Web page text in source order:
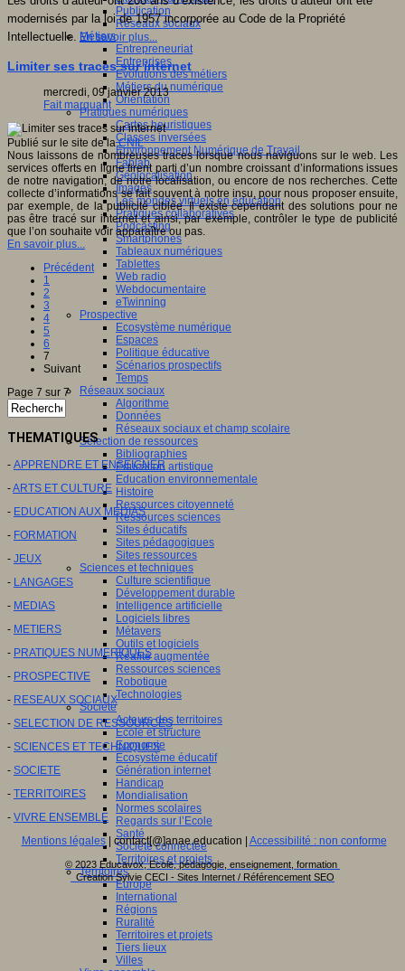
Publication
Réseaux sociaux
Métiers
Entrepreneuriat
Entreprises
Evolutions des métiers
Métiers du numérique
Orientation
Pratiques numériques
Cartes heuristiques
Classes inversées
Environnement Numérique de Travail
Fablab
Géolocalisation
Images
Les mondes virtuels en éducation
Pratiques collaboratives
Podcasting
Smartphones
Tableaux numériques
Tablettes
Web radio
Webdocumentaire
eTwinning
Prospective
Ecosystème numérique
Espaces
Politique éducative
Scénarios prospectifs
Temps
Réseaux sociaux
Algorithme
Données
Réseaux sociaux et champ scolaire
Sélection de ressources
Bibliographies
Education artistique
Education environnementale
Histoire
Ressources citoyenneté
Ressources sciences
Sites éducatifs
Sites pédagogiques
Sites ressources
Sciences et techniques
Culture scientifique
Développement durable
Intelligence artificielle
Logiciels libres
Métavers
Outils et logiciels
Réalité augmentée
Ressources sciences
Robotique
Technologies
Société
Acteurs des territoires
Ecole et structure
Economie
Ecosystème éducatif
Génération internet
Handicap
Mondialisation
Normes scolaires
Regards sur l’Ecole
Santé
Société connectée
Territoires et projets
Territoires
Europe
International
Régions
Ruralité
Territoires et projets
Tiers lieux
Villes
modernisés par la loi de 1957 incorporée au Code de la Propriété
Intellectuelle. En savoir plus...
Limiter ses traces sur internet
mercredi, 09 janvier 2013
Fait marquant
Publié sur le site de laCNIL
Nous laissons de nombreuses traces lorsque nous naviguons sur le web. Les
services offerts en ligne tirent parti d’un nombre croissant d’informations issues
de notre navigation, de notre localisation, ou encore de nos recherches. Cette
collecte d’informations se fait souvent à notre insu, pour nous proposer ensuite,
par exemple, de la publicité ciblée. Il existe cependant des solutions pour ne
pas être tracé sur internet et ainsi, par exemple, contrôler le type de publicité
que l’on souhaite voir apparaître ou pas.
En savoir plus...
Précédent
1
2
3
4
5
6
7
Suivant
Page 7 sur 7
THEMATIQUES
- APPRENDRE ET ENSEIGNER
-ARTS ET CULTURE
- EDUCATION AUX MEDIAS
- FORMATION
- JEUX
- LANGAGES
- MEDIAS
- METIERS
- PRATIQUES NUMERIQUES
- PROSPECTIVE
- RESEAUX SOCIAUX
- SELECTION DE RESSOURCES
- SCIENCES ET TECHNIQUES
- SOCIETE
- TERRITOIRES
- VIVRE ENSEMBLE
Mentions légales| contact[@]anae.education | Accessibilité : non conforme
© 2023 Educavox, Ecole, pédagogie, enseignement, formation
Creation Sylvie CECI - Sites Internet / Référencement SEO